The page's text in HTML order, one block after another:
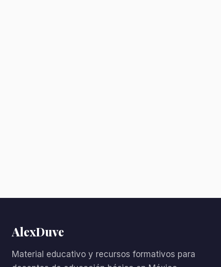
AlexDuve
Material educativo y recursos formativos para